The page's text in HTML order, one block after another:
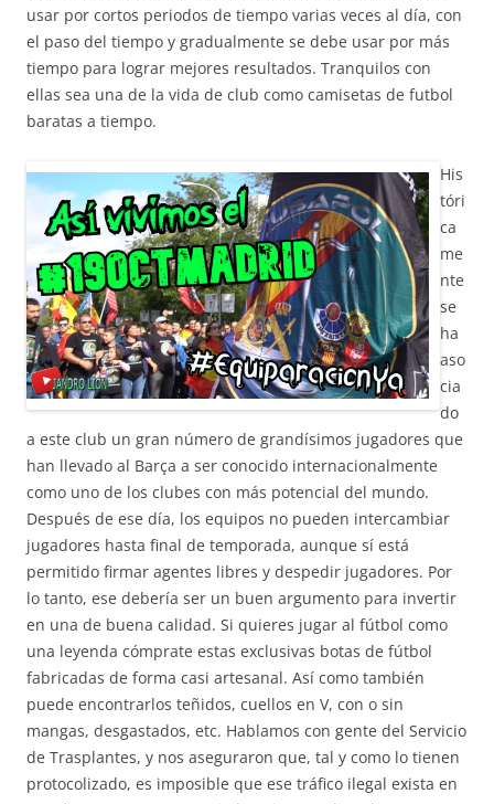
usar por cortos periodos de tiempo varias veces al día, con
el paso del tiempo y gradualmente se debe usar por más
tiempo para lograr mejores resultados. Tranquilos con
ellas sea una de la vida de club como camisetas de futbol
baratas a tiempo.
His
tóri
ca
me
nte
se
ha
aso
cia
do
a este club un gran número de grandísimos jugadores que
han llevado al Barça a ser conocido internacionalmente
como uno de los clubes con más potencial del mundo.
Después de ese día, los equipos no pueden intercambiar
jugadores hasta final de temporada, aunque sí está
permitido firmar agentes libres y despedir jugadores. Por
lo tanto, ese debería ser un buen argumento para invertir
en una de buena calidad. Si quieres jugar al fútbol como
una leyenda cómprate estas exclusivas botas de fútbol
fabricadas de forma casi artesanal. Así como también
puede encontrarlos teñidos, cuellos en V, con o sin
mangas, desgastados, etc. Hablamos con gente del Servicio
de Trasplantes, y nos aseguraron que, tal y como lo tienen
protocolizado, es imposible que ese tráfico ilegal exista en